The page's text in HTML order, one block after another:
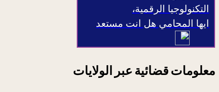
التكنولوجيا الرقمية،
ايها المحامي هل انت مستعد
معلومات قضائية عبر الولايات